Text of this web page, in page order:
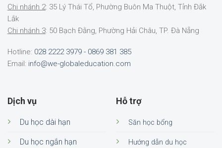
Chi nhánh 2: 35 Lý Thái Tổ, Phường Buôn Ma Thuột, Tỉnh Đắk
Lắk
Chi nhánh 3: 50 Bạch Đằng, Phường Hải Châu, TP. Đà Nẵng
Hotline: 028 2222 3979 - 0869 381 385
Email: info@we-globaleducation.com
Dịch vụ
Du học dài hạn
Du học ngắn hạn
Hỗ trợ
Săn học bổng
Hướng dẫn du học